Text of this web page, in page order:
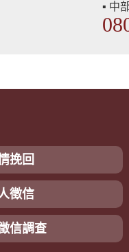
▪ 中
挽回
徵信
信調查